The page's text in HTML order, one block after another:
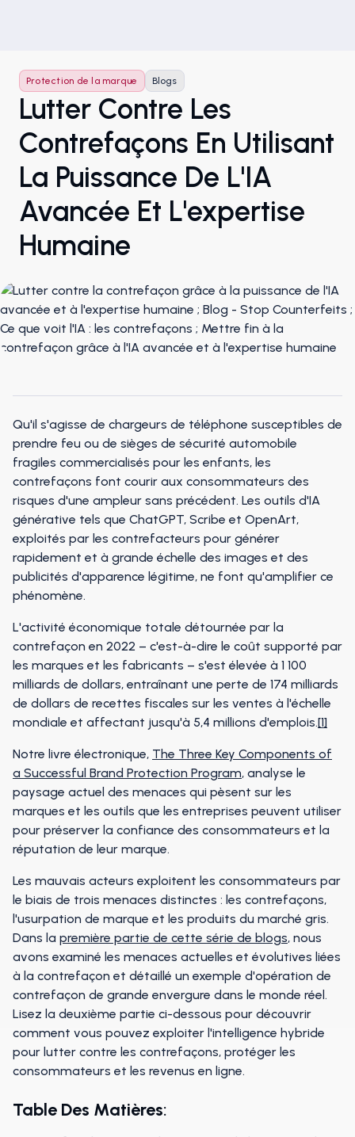
Protection de la marque Blogs
Lutter Contre Les
Contrefaçons En Utilisant
La Puissance De L'IA
Avancée Et L'expertise
Humaine
Qu'il s'agisse de chargeurs de téléphone susceptibles de
prendre feu ou de sièges de sécurité automobile
fragiles commercialisés pour les enfants, les
contrefaçons font courir aux consommateurs des
risques d'une ampleur sans précédent. Les outils d'IA
générative tels que ChatGPT, Scribe et OpenArt,
exploités par les contrefacteurs pour générer
rapidement et à grande échelle des images et des
publicités d'apparence légitime, ne font qu'amplifier ce
phénomène.
L'activité économique totale détournée par la
contrefaçon en 2022 – c'est-à-dire le coût supporté par
les marques et les fabricants – s'est élevée à 1 100
milliards de dollars, entraînant une perte de 174 milliards
de dollars de recettes fiscales sur les ventes à l'échelle
mondiale et affectant jusqu'à 5,4 millions d'emplois.[1]
Notre livre électronique, The Three Key Components of
a Successful Brand Protection Program, analyse le
paysage actuel des menaces qui pèsent sur les
marques et les outils que les entreprises peuvent utiliser
pour préserver la confiance des consommateurs et la
réputation de leur marque.
Les mauvais acteurs exploitent les consommateurs par
le biais de trois menaces distinctes : les contrefaçons,
l'usurpation de marque et les produits du marché gris.
Dans la première partie de cette série de blogs, nous
avons examiné les menaces actuelles et évolutives liées
à la contrefaçon et détaillé un exemple d'opération de
contrefaçon de grande envergure dans le monde réel.
Lisez la deuxième partie ci-dessous pour découvrir
comment vous pouvez exploiter l'intelligence hybride
pour lutter contre les contrefaçons, protéger les
consommateurs et les revenus en ligne.
Table Des Matières: